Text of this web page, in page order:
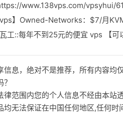
www.138vps.com/vpsyhui/
vps】Owned-Networks：$7/月
工::每年不到25元的便宜 vps 【可
信息，绝对不是推荐，所有内容均
律范围内您的个人信息不经由本站
均无法保证在中国任何地区,任何